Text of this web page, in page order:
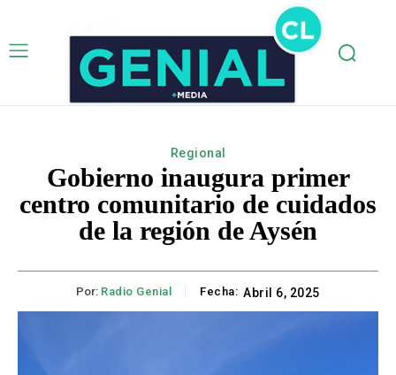
Regional
Gobierno inaugura primer
centro comunitario de cuidados
de la región de Aysén
Por: Radio Genial Fecha: Abril 6, 2025